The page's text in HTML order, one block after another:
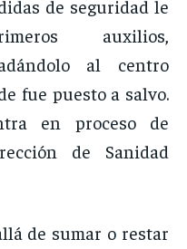
de seguridad le
auxilios,
al centro
fue puesto a salvo.
en proceso de
de Sanidad
de sumar o restar